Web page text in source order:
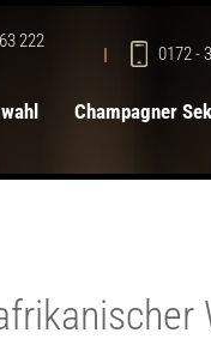
222
0172 -
Champagner